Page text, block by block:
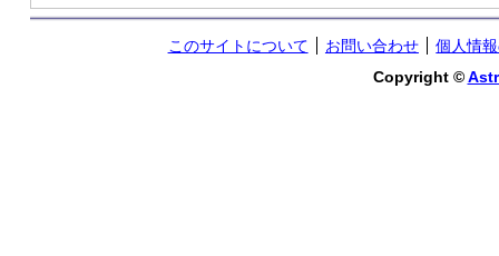
このサイトについて お問い合わせ
個人情
Copyright ©